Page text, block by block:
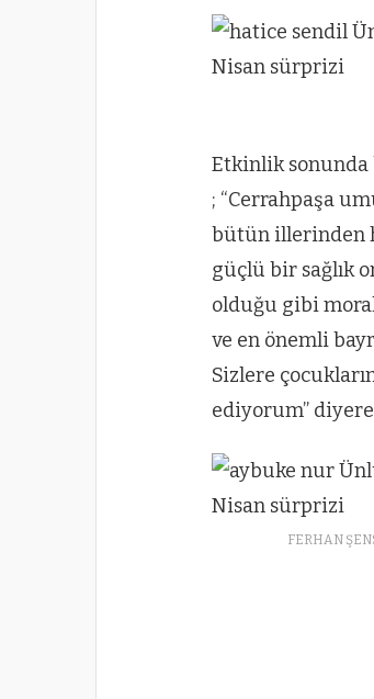
Etkinlik sonunda
; “Cerrahpaşa
bütün illerinden
güçlü bir sağlık
olduğu gibi
ve en önemli
Sizlere
ediyorum”
FERHAN